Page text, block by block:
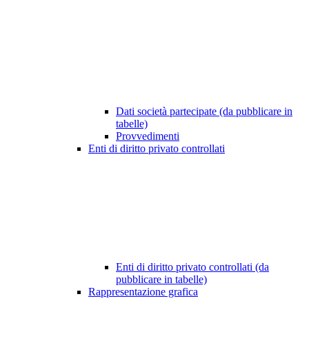
Dati società partecipate (da pubblicare in
tabelle)
Provvedimenti
Enti di diritto privato controllati
Enti di diritto privato controllati (da
pubblicare in tabelle)
Rappresentazione grafica